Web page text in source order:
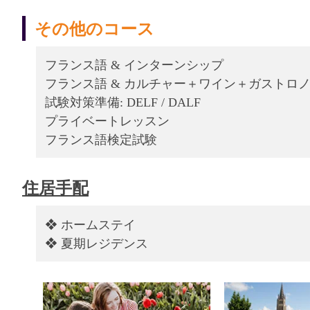
その他のコース
フランス語 & インターンシップ
フランス語 & カルチャー＋ワイン＋ガストロ
試験対策準備: DELF / DALF
プライベートレッスン
フランス語検定試験
住居手配
❖ ホームステイ
❖ 夏期レジデンス